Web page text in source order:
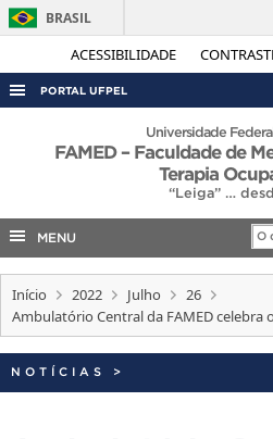
ACESSIBILIDADE
BRASIL
PORTAL UFPEL
ACESSO À INFORMAÇÃO
CONCURSOS
EDITAIS
INTERNACIONAL
Universidade
FAMED – Faculdade de
Terapia
“Leiga” …
MENU
Início 2022 Julho
26
Ambulatório Central da FAMED celebra
NOTÍCIAS >